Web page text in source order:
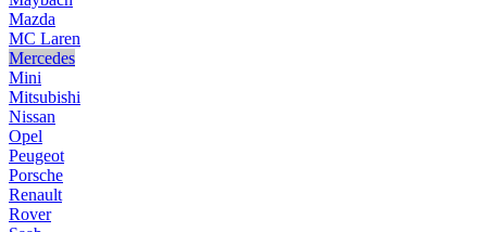
Mazda
MC Laren
Mercedes
Mini
Mitsubishi
Nissan
Opel
Peugeot
Porsche
Renault
Rover